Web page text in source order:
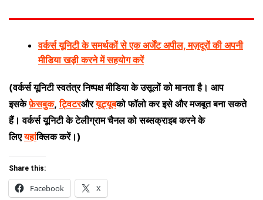
वर्कर्स यूनिटी के समर्थकों से एक अर्जेंट अपील, मज़दूरों की अपनी
मीडिया खड़ी करने में सहयोग करें
(वर्कर्स यूनिटी स्वतंत्र निष्पक्ष मीडिया के उसूलों को मानता है। आप
इसकेफ़ेसबुक,ट्विटरऔरयूट्यूबको फॉलो कर इसे और मजबूत बना सकते
हैं। वर्कर्स यूनिटी के टेलीग्राम चैनल को सब्सक्राइब करने के
लिएयहांक्लिक करें।)
Share this:
Facebook X